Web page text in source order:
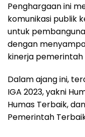
k
p
Penghargaan ini
komunikasi publik
untuk
dengan
kinerja pemerintah
Dalam ajang ini,
IGA 2023, yakni
Humas Terbaik,
Pemerintah